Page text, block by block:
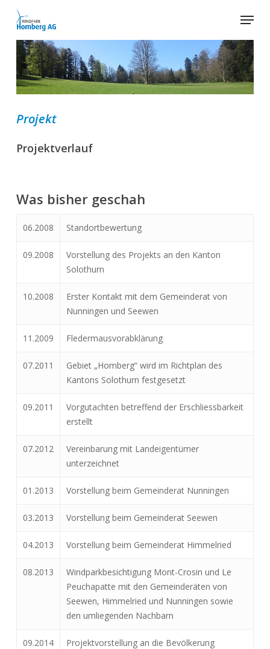
Skip
content
Menu
Projekt
Projektverlauf
Was bisher geschah
06.2008 Standortbewertung
09.2008
Vorstellung des Projekts an den Kanton
Solothurn
10.2008
Erster Kontakt mit dem Gemeinderat von
Nunningen und Seewen
11.2009 Fledermausvorabklärung
07.2011
Gebiet „Homberg“ wird im Richtplan des
Kantons Solothurn festgesetzt
09.2011
Vorgutachten betreffend der Erschliessbarkeit
erstellt
07.2012
Vereinbarung mit Landeigentümer
unterzeichnet
01.2013 Vorstellung beim Gemeinderat Nunningen
03.2013 Vorstellung beim Gemeinderat Seewen
04.2013 Vorstellung beim Gemeinderat Himmelried
08.2013
Windparkbesichtigung Mont-Crosin und Le
Peuchapatte mit den Gemeinderäten von
Seewen, Himmelried und Nunningen sowie
den umliegenden Nachbarn
09.2014
Projektvorstellung an die Bevölkerung
Close
Menu